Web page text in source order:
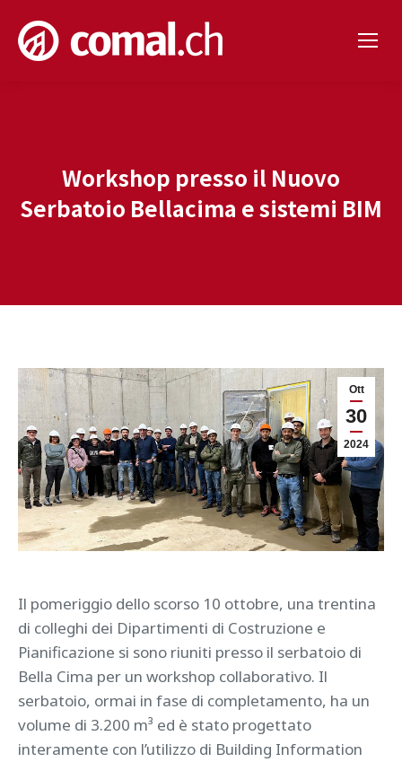
Workshop presso il Nuovo
Serbatoio Bellacima e sistemi BIM
Ott
30
2024
Il pomeriggio dello scorso 10 ottobre, una trentina
di colleghi dei Dipartimenti di Costruzione e
Pianificazione si sono riuniti presso il serbatoio di
Bella Cima per un workshop collaborativo. Il
serbatoio, ormai in fase di completamento, ha un
volume di 3.200 m³ ed è stato progettato
interamente con l’utilizzo di Building Information